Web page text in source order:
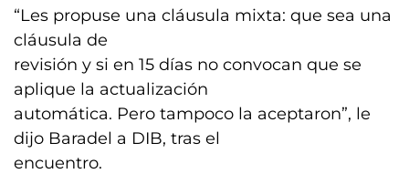
“Les propuse una cláusula mixta: que sea una
cláusula de
revisión y si en 15 días no convocan que se
aplique la actualización
automática. Pero tampoco la aceptaron”, le
dijo Baradel a DIB, tras el
encuentro.